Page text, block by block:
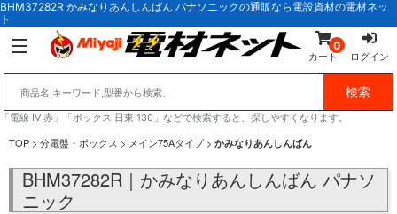
BHM37282R かみなりあんしんばん パナソニックの通販なら電設資材の電材ネッ
ト
0
カート ログイン
「電線 IV 赤」「ボックス 日東 130」などで検索すると、探しやすくなります。
TOP > 分電盤・ボックス > メイン75Aタイプ> かみなりあんしんばん
BHM37282R｜かみなりあんしんばん パナソ
ニック